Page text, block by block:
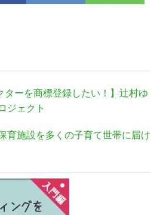
ターを商標登録したい！】辻村ゆ
ジェクト
育施設を多くの子育て世帯に届け